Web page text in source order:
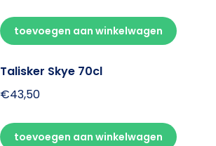
toevoegen aan winkelwagen
Talisker Skye 70cl
€43,50
toevoegen aan winkelwagen